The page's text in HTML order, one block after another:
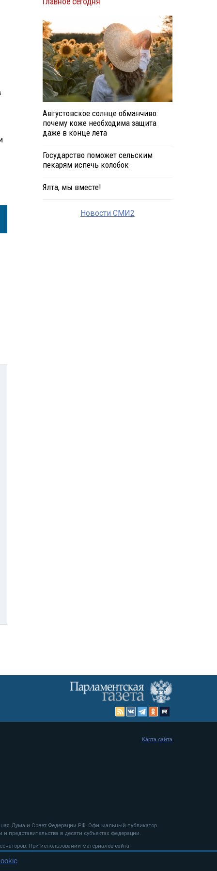
Августовское солнце обманчиво:
почему коже необходима защита
даже в конце лета
Государство поможет сельским
пекарям испечь колобок
Ялта, мы вместе!
Новости СМИ2
Дума и Совет Федерации РФ. Официальный публикатор
представительства в десяти субъектах федерации.
При использовании материалов сайта
Карта сайта